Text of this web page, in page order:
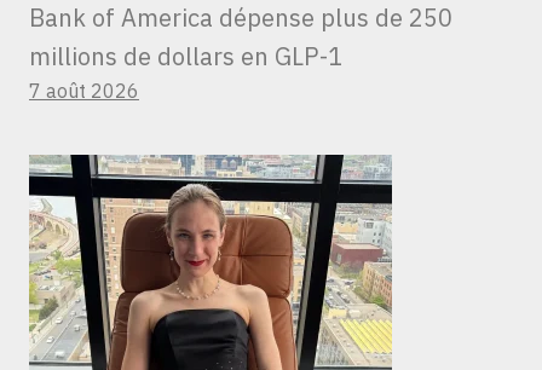
Bank of America dépense plus de 250
millions de dollars en GLP-1
7 août 2026